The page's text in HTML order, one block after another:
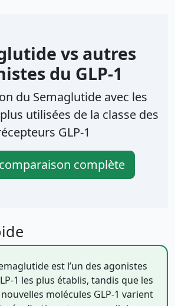
vs autres
du GLP-1
du Semaglutide avec les
utilisées de la classe des
GLP-1
complète
est l’un des agonistes
1 les plus établis, tandis que les
molécules GLP-1 varient